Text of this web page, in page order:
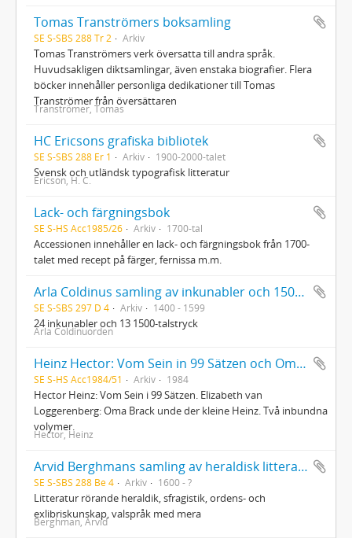
Tomas Tranströmers boksamling
SE S-SBS 288 Tr 2 Arkiv
Tomas Tranströmers verk översatta till andra språk.
Huvudsakligen diktsamlingar, även enstaka biografier. Flera
böcker innehåller personliga dedikationer till Tomas
Tranströmer från översättaren
Tranströmer, Tomas
HC Ericsons grafiska bibliotek
SE S-SBS 288 Er 1 Arkiv 1900-2000-talet
Svensk och utländsk typografisk litteratur
Ericson, H. C.
Lack- och färgningsbok
SE S-HS Acc1985/26 Arkiv 1700-tal
Accessionen innehåller en lack- och färgningsbok från 1700-
talet med recept på färger, fernissa m.m.
Arla Coldinus samling av inkunabler och 1500-talstryck
SE S-SBS 297 D 4 Arkiv 1400 - 1599
24 inkunabler och 13 1500-talstryck
Arla Coldinuorden
Heinz Hector: Vom Sein in 99 Sätzen och Oma Brack und der kleine Heinz
SE S-HS Acc1984/51 Arkiv 1984
Hector Heinz: Vom Sein i 99 Sätzen. Elizabeth van
Loggerenberg: Oma Brack unde der kleine Heinz. Två inbundna
volymer.
Hector, Heinz
Arvid Berghmans samling av heraldisk litteratur
SE S-SBS 288 Be 4 Arkiv 1600 - ?
Litteratur rörande heraldik, sfragistik, ordens- och
exlibriskunskap, valspråk med mera
Berghman, Arvid